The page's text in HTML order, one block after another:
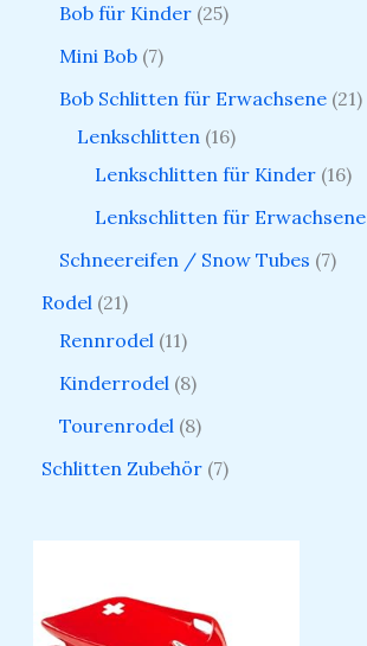
Bob für Kinder 25
Mini Bob 7
Bob Schlitten für Erwachsene 21
Lenkschlitten 16
Lenkschlitten für Kinder 16
Lenkschlitten für Erwachsene
Schneereifen / Snow Tubes 7
Rodel 21
Rennrodel 11
Kinderrodel 8
Tourenrodel 8
Schlitten Zubehör 7